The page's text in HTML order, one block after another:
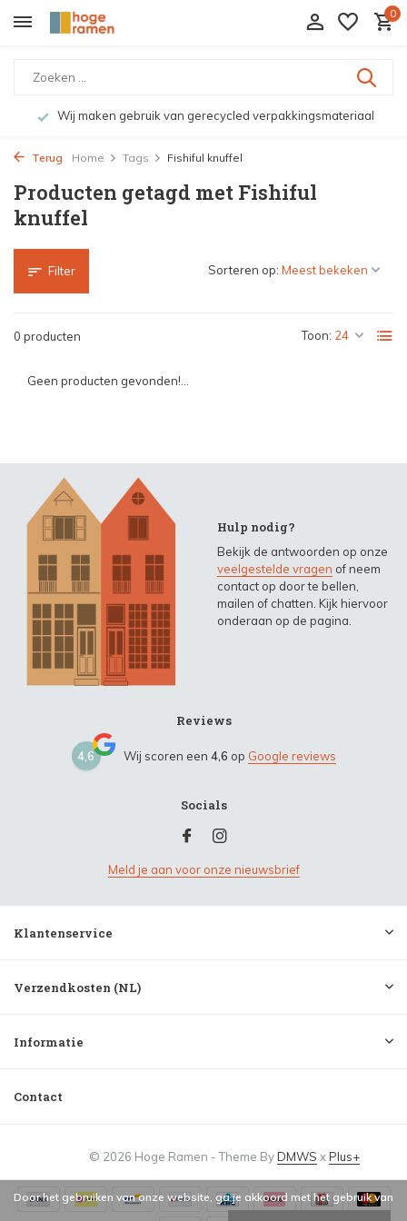
0
Wij maken gebruik van gerecycled verpakkingsmateriaal
Terug Home Tags Fishiful knuffel
Producten getagd met Fishiful
knuffel
Filter
0 producten Toon:
Sorteren op:
Geen producten gevonden!...
Hulp nodig?
Bekijk de antwoorden op onze
veelgestelde vragen of neem
contact op door te bellen,
mailen of chatten. Kijk hiervoor
onderaan op de pagina.
Reviews
4,6 Wij scoren een 4,6 op Google reviews
Socials
Meld je aan voor onze nieuwsbrief
Klantenservice
Verzendkosten (NL)
Informatie
Contact
© 2026 Hoge Ramen - Theme ByDMWS xPlus+
Door het gebruiken van onze website, ga je akkoord met het gebruik van